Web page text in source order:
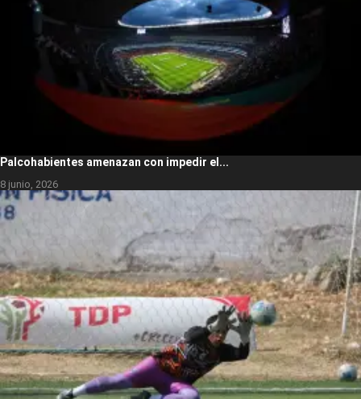
Palcohabientes amenazan con impedir el...
8 junio, 2026